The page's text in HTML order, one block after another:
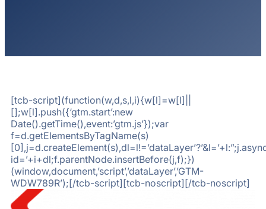
[tcb-script](function(w,d,s,l,i){w[l]=w[l]||
[];w[l].push({‘gtm.start’:new
Date().getTime(),event:’gtm.js’});var
f=d.getElementsByTagName(s)
id=’+i+dl;f.parentNode.insertBefore(j,f);})
(window,document,’script’,’dataLayer’,’GTM-
WDW789R’);[/tcb-script][tcb-noscript][/tcb-noscript]